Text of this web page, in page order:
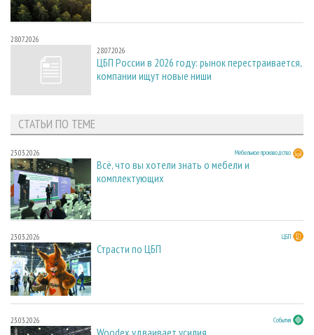
28.07.2026
28.07.2026
ЦБП России в 2026 году: рынок перестраивается,
компании ищут новые ниши
СТАТЬИ ПО ТЕМЕ
23.03.2026 Мебельное производство
Всё, что вы хотели знать о мебели и
комплектующих
23.03.2026 ЦБП
Страсти по ЦБП
23.03.2026 События
Woodex удваивает усилия